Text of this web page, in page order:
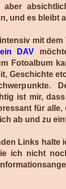
aber
und es bleibt
mit
DAV
Fotoalbum
Geschichte
ist mir,
für
ab und zu
Links
ich nicht